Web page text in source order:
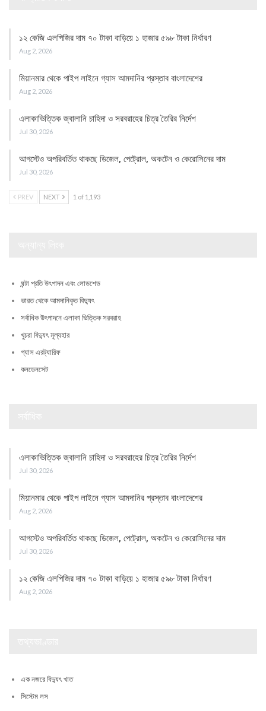
১২ কেজি এলপিজির দাম ৭০ টাকা বাড়িয়ে ১ হাজার ৫৯৮ টাকা নির্ধারণ
Aug 2, 2026
মিয়ানমার থেকে পাইপ লাইনে গ্যাস আমদানির প্রস্তাব বাংলাদেশের
Aug 2, 2026
এলাকাভিত্তিক জ্বালানি চাহিদা ও সরবরাহের চিত্র তৈরির নির্দেশ
Jul 30, 2026
আগস্টেও অপরিবর্তিত থাকছে ডিজেল, পেট্রোল, অকটেন ও কেরোসিনের দাম
Jul 30, 2026
PREV NEXT 1 of 1,193
ঘন্টা প্রতি উৎপাদন এবং লোডশেড
ভারত থেকে আমদানিকৃত বিদ্যুৎ
সর্বাধিক উৎপাদনে এলাকা ভিত্তিক সরবরাহ
খুচরা বিদ্যুৎ মূল্যহার
গ্যাস এরট্যারিফ
কনডেনসেট
এলাকাভিত্তিক জ্বালানি চাহিদা ও সরবরাহের চিত্র তৈরির নির্দেশ
Jul 30, 2026
মিয়ানমার থেকে পাইপ লাইনে গ্যাস আমদানির প্রস্তাব বাংলাদেশের
Aug 2, 2026
আগস্টেও অপরিবর্তিত থাকছে ডিজেল, পেট্রোল, অকটেন ও কেরোসিনের দাম
Jul 30, 2026
১২ কেজি এলপিজির দাম ৭০ টাকা বাড়িয়ে ১ হাজার ৫৯৮ টাকা নির্ধারণ
Aug 2, 2026
এক নজরে বিদ্যুৎ খাত
সিস্টেম লস